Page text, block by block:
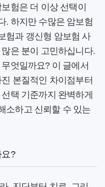
험은 더 이상 선택이
. 하지만 수많은 암보험
험과 갱신형 암보험 사
은 분이 고민하십니다.
엇일까요? 이 글에서
본질적인 차이점부터
선택 기준까지 완벽하게
소하고 신뢰할 수 있는
?